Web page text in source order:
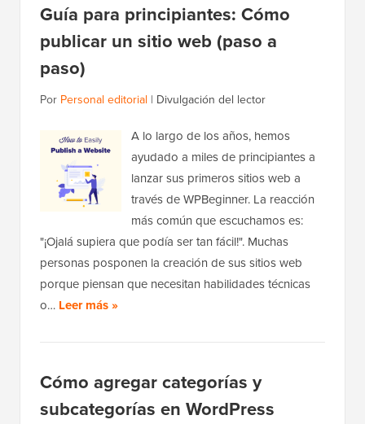
Guía para principiantes: Cómo
publicar un sitio web (paso a
paso)
Por Personal editorial | Divulgación del lector
A lo largo de los años, hemos
ayudado a miles de principiantes a
lanzar sus primeros sitios web a
través de WPBeginner. La reacción
más común que escuchamos es:
"¡Ojalá supiera que podía ser tan fácil!". Muchas
personas posponen la creación de sus sitios web
porque piensan que necesitan habilidades técnicas
o… Leer más »
Cómo agregar categorías y
subcategorías en WordPress